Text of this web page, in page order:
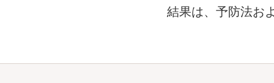
結果は、予防法お